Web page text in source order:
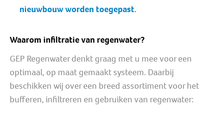
nieuwbouw worden toegepast.
Waarom infiltratie van regenwater?
GEP Regenwater denkt graag met u mee voor een
optimaal, op maat gemaakt systeem. Daarbij
beschikken wij over een breed assortiment voor het
bufferen, infiltreren en gebruiken van regenwater: